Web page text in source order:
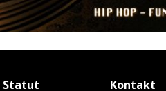
Statut Kontakt